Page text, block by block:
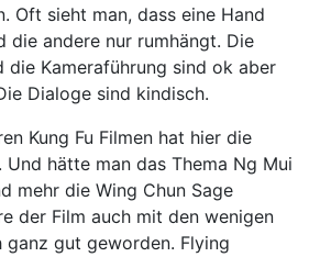
Oft sieht man, dass eine Hand
die andere nur rumhängt. Die
die Kameraführung sind ok aber
Dialoge sind kindisch.
Kung Fu Filmen hat hier die
Und hätte man das Thema Ng Mui
mehr die Wing Chun Sage
der Film auch mit den wenigen
ganz gut geworden. Flying